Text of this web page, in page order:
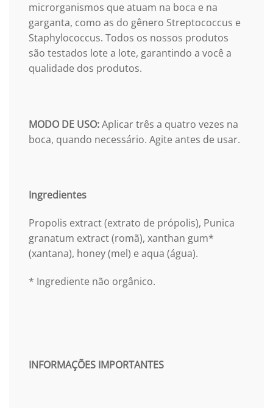
microrganismos que atuam na boca e na
garganta, como as do gênero Streptococcus e
Staphylococcus. Todos os nossos produtos
são testados lote a lote, garantindo a você a
qualidade dos produtos.
MODO DE USO:Aplicar três a quatro vezes na
boca, quando necessário. Agite antes de usar.
Ingredientes
Propolis extract (extrato de própolis), Punica
granatum extract (romã), xanthan gum*
(xantana), honey (mel) e aqua (água).
* Ingrediente não orgânico.
INFORMAÇÕES IMPORTANTES